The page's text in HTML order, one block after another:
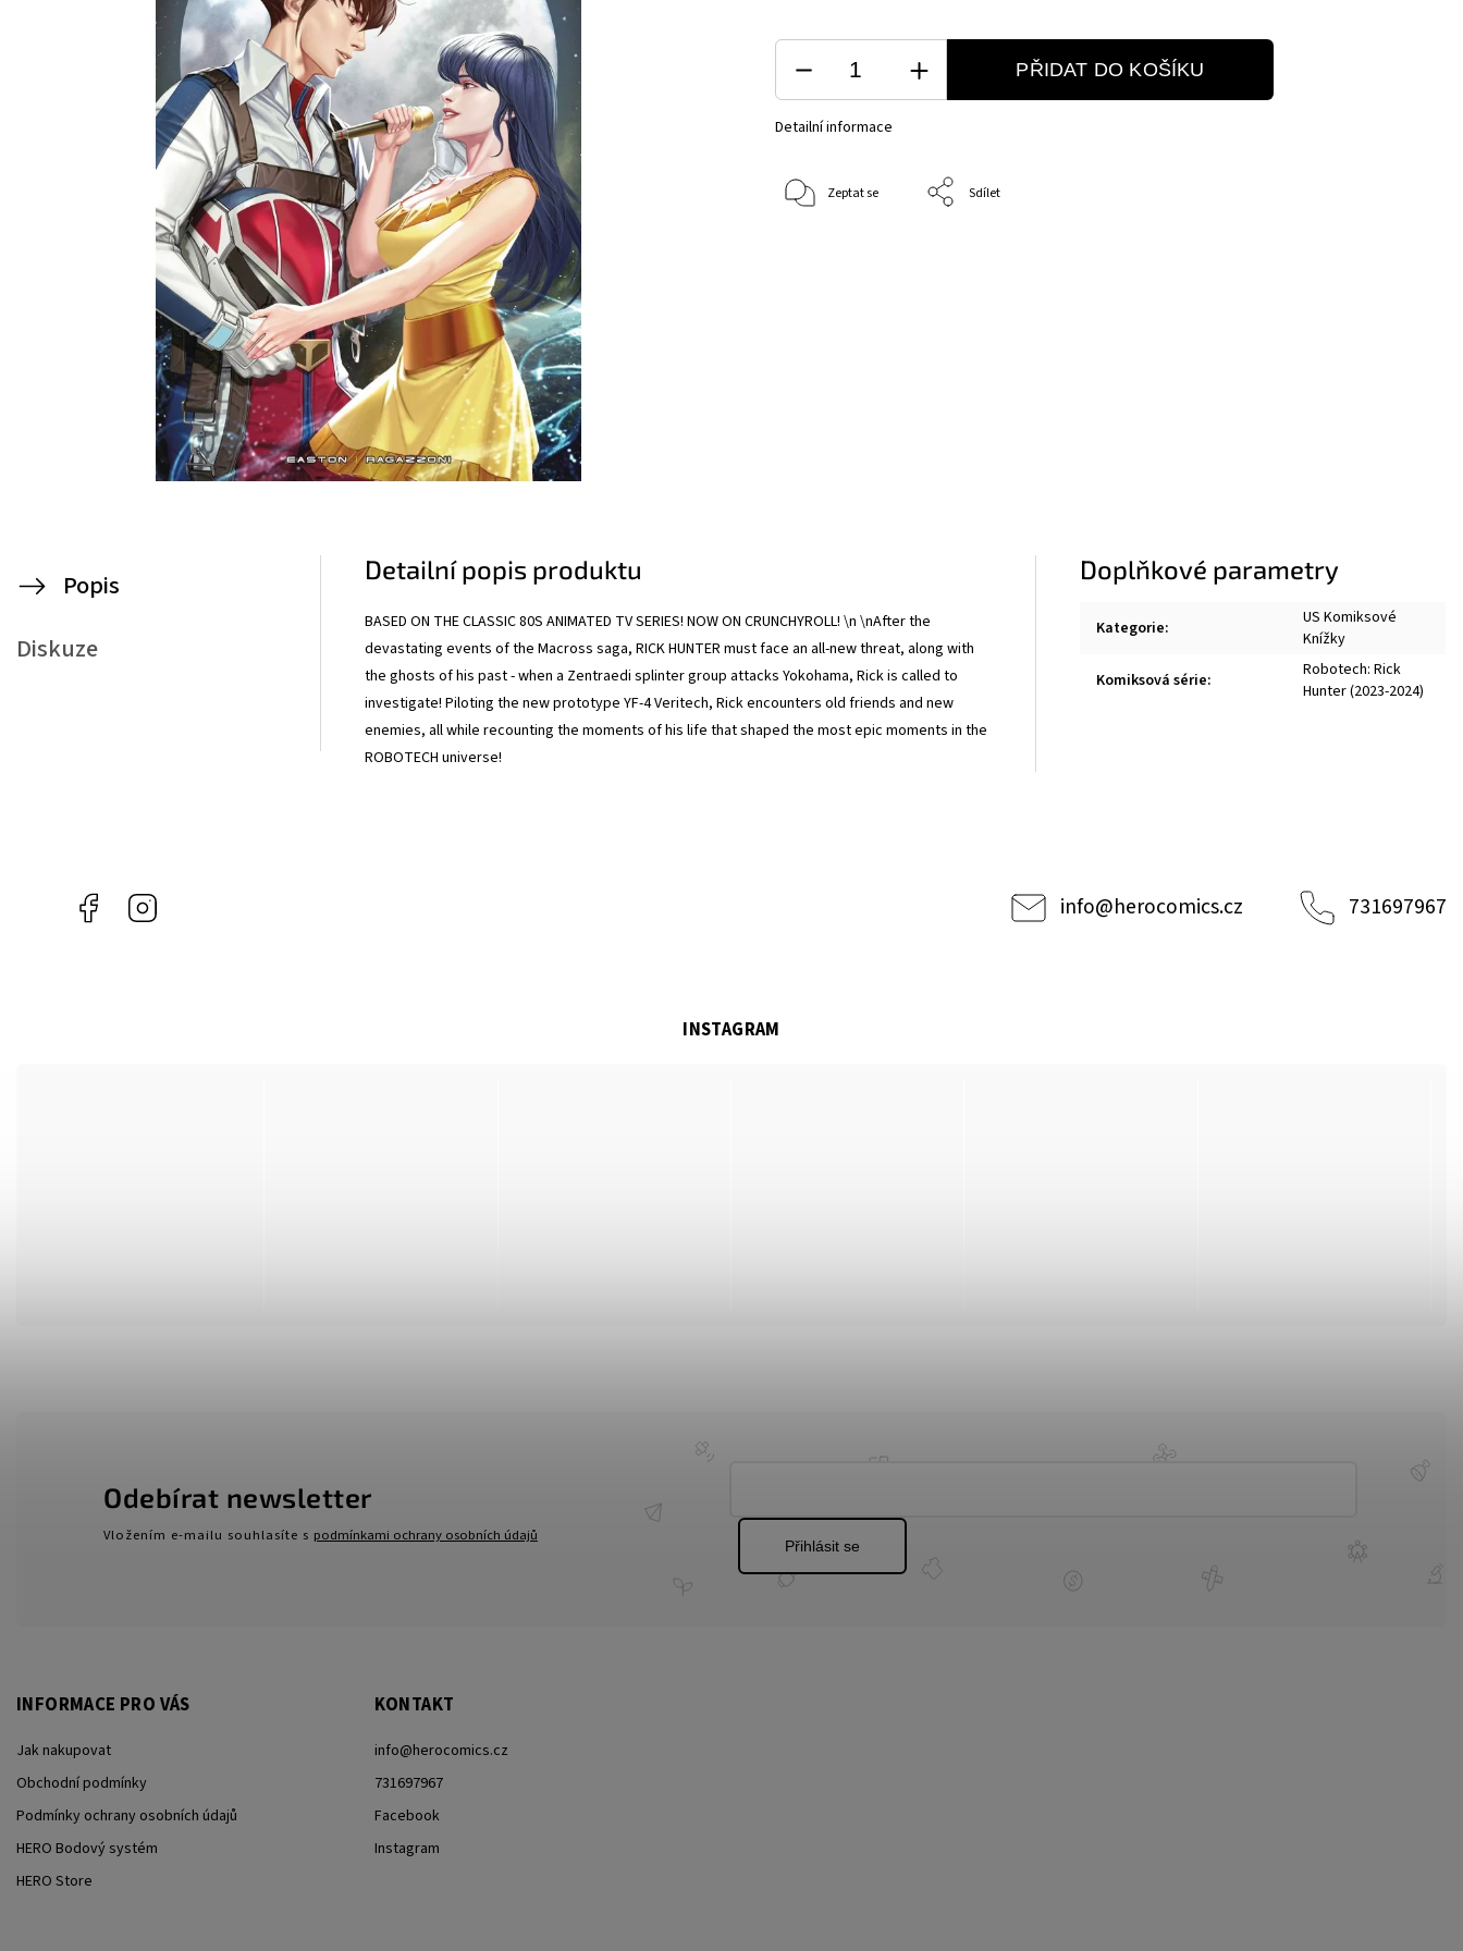
PŘIDAT DO KOŠÍKU
Detailní informace
Zeptat se Sdílet
Popis
Diskuze
Detailní popis produktu
BASED ON THE CLASSIC 80S ANIMATED TV SERIES! NOW ON CRUNCHYROLL! \n \nAfter the
devastating events of the Macross saga, RICK HUNTER must face an all-new threat, along with
the ghosts of his past - when a Zentraedi splinter group attacks Yokohama, Rick is called to
investigate! Piloting the new prototype YF-4 Veritech, Rick encounters old friends and new
enemies, all while recounting the moments of his life that shaped the most epic moments in the
ROBOTECH universe!
Doplňkové parametry
Kategorie:
US Komiksové
Knížky
Komiksová série:
Robotech: Rick
Hunter (2023-2024)
Facebook info@herocomics.cz 731697967
INFORMACE PRO VÁS
Jak nakupovat
Obchodní podmínky
Podmínky ochrany osobních údajů
HERO Bodový systém
HERO Store
KONTAKT
info@herocomics.cz
731697967
Facebook
Instagram
INSTAGRAM
Odebírat newsletter
Vložením e-mailu souhlasíte s podmínkami ochrany osobních údajů
Přihlásit se